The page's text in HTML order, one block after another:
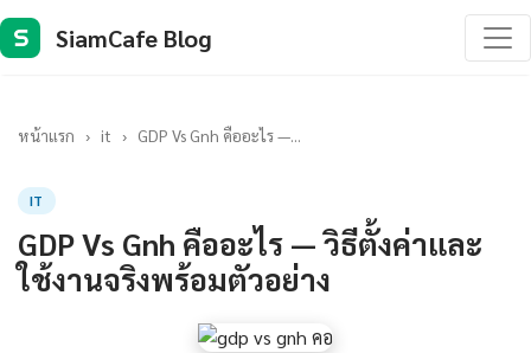
S SiamCafe Blog
หน้าแรก › it › GDP Vs Gnh คืออะไร —...
IT
GDP Vs Gnh คืออะไร — วิธีตั้งค่าและ
ใช้งานจริงพร้อมตัวอย่าง